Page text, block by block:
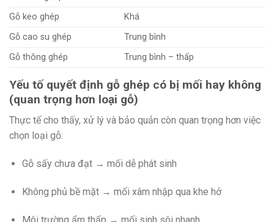
Gỗ keo ghép
Khá
Gỗ cao su ghép
Trung bình
Gỗ thông ghép
Trung bình – thấp
Yếu tố quyết định gỗ ghép có bị mối hay không
(quan trọng hơn loại gỗ)
Thực tế cho thấy, xử lý và bảo quản còn quan trọng hơn việc
chọn loại gỗ:
Gỗ sấy chưa đạt → mối dễ phát sinh
Không phủ bề mặt → mối xâm nhập qua khe hở